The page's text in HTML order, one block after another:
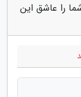
را عاشق این